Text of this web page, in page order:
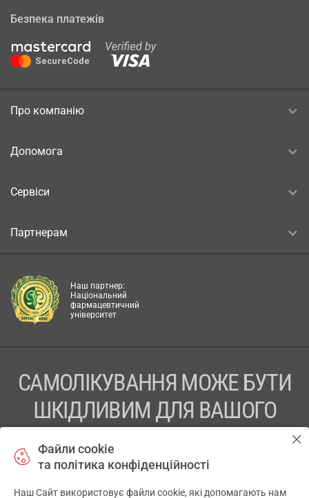
Безпека платежів
Про компанію
Допомога
Сервіси
Партнерам
Наш партнер:
Національний
фармацевтичний
університет
САМОЛІКУВАННЯ МОЖЕ БУТИ
ШКІДЛИВИМ ДЛЯ ВАШОГО
ПЕРЕД ЗАСТОСУВАННЯМ ПРЕПАРАТУ ПРОКОНСУЛЬТУЙТЕСЬ
Файли cookie
та політика конфіденційності
Наш Сайт використовує файли cookie, які допомагають нам